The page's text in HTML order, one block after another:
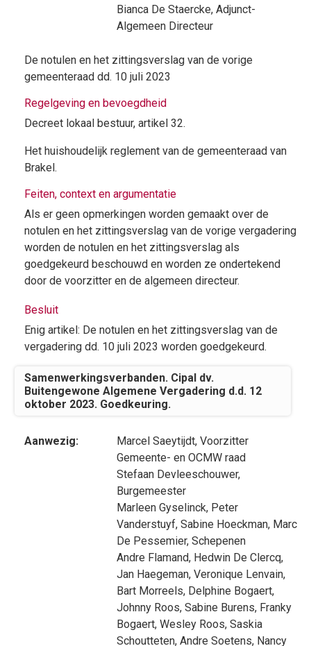
Bianca De Staercke, Adjunct-
Algemeen Directeur
De notulen en het zittingsverslag van de vorige
gemeenteraad dd. 10 juli 2023
Regelgeving en bevoegdheid
Decreet lokaal bestuur, artikel 32.
Het huishoudelijk reglement van de gemeenteraad van
Brakel.
Feiten, context en argumentatie
Als er geen opmerkingen worden gemaakt over de
notulen en het zittingsverslag van de vorige vergadering
worden de notulen en het zittingsverslag als
goedgekeurd beschouwd en worden ze ondertekend
door de voorzitter en de algemeen directeur.
Besluit
Enig artikel: De notulen en het zittingsverslag van de
vergadering dd. 10 juli 2023 worden goedgekeurd.
Samenwerkingsverbanden. Cipal dv.
Buitengewone Algemene Vergadering d.d. 12
oktober 2023. Goedkeuring.
Aanwezig: Marcel Saeytijdt, Voorzitter
Gemeente- en OCMW raad
Stefaan Devleeschouwer,
Burgemeester
Marleen Gyselinck, Peter
Vanderstuyf, Sabine Hoeckman, Marc
De Pessemier, Schepenen
Andre Flamand, Hedwin De Clercq,
Jan Haegeman, Veronique Lenvain,
Bart Morreels, Delphine Bogaert,
Johnny Roos, Sabine Burens, Franky
Bogaert, Wesley Roos, Saskia
Schoutteten, Andre Soetens, Nancy